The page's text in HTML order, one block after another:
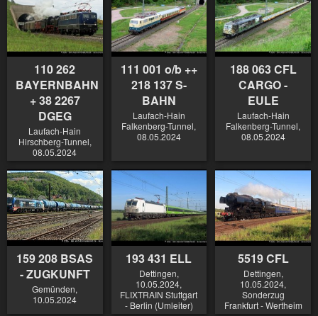
110 262
BAYERNBAHN
+ 38 2267
DGEG
Laufach-Hain
Hirschberg-Tunnel,
08.05.2024
111 001 o/b ++
218 137 S-
BAHN
Laufach-Hain
Falkenberg-Tunnel,
08.05.2024
188 063 CFL
CARGO -
EULE
Laufach-Hain
Falkenberg-Tunnel,
08.05.2024
159 208 BSAS
- ZUGKUNFT
Gemünden,
10.05.2024
193 431 ELL
Dettingen,
10.05.2024,
FLIXTRAIN Stuttgart
- Berlin (Umleiter)
5519 CFL
Dettingen,
10.05.2024,
Sonderzug
Frankfurt - Wertheim